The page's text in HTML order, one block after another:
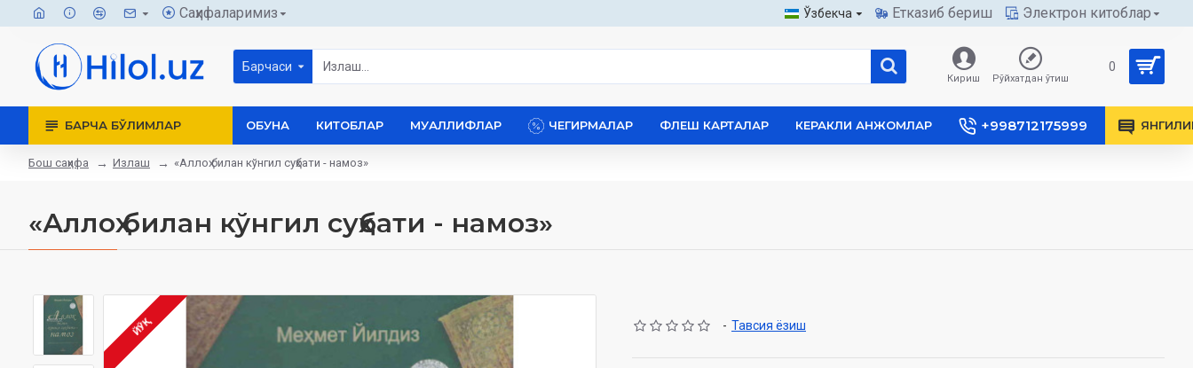
Саҳифаларимиз Ўзбекча Етказиб бериш Электрон китоблар
Барчаси
Кириш Рўйхатдан ўтиш
0
БАРЧА БЎЛИМЛАР ОБУНА КИТОБЛАР МУАЛЛИФЛАР ЧЕГИРМАЛАР ФЛЕШ КАРТАЛАР КЕРАКЛИ АНЖОМЛАР +998712175999
Бош саҳифа Излаш «Аллоҳ билан кўнгил суҳбати - намоз»
«Аллоҳ билан кўнгил суҳбати - намоз»
ЙЎҚ - Тавсия ёзиш